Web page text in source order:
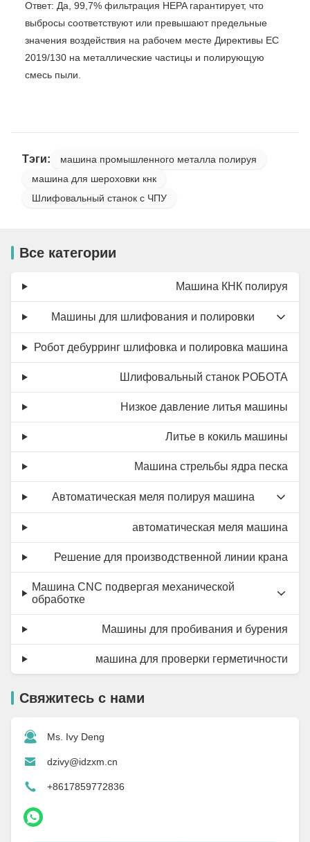
Ответ: Да, 99,7% фильтрация HEPA гарантирует, что
выбросы соответствуют или превышают предельные
значения воздействия на рабочем месте Директивы ЕС
2019/130 на металлические частицы и полирующую
смесь пыли.
Тэги:
машина промышленного металла полируя
машина для шероховки кнк
Шлифовальный станок с ЧПУ
Все категории
Машина КНК полируя
Машины для шлифования и полировки
Робот дебурринг шлифовка и полировка машина
Шлифовальный станок РОБОТА
Низкое давление литья машины
Литье в кокиль машины
Машина стрельбы ядра песка
Автоматическая меля полируя машина
автоматическая меля машина
Решение для производственной линии крана
Машина CNC подвергая механической
обработке
Машины для пробивания и бурения
машина для проверки герметичности
Свяжитесь с нами
Ms. Ivy Deng
dzivy@idzxm.cn
+8617859772836